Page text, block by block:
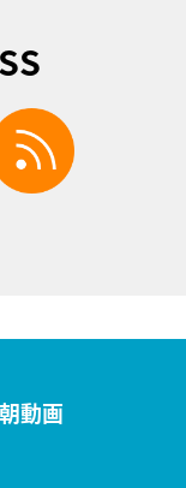
動画